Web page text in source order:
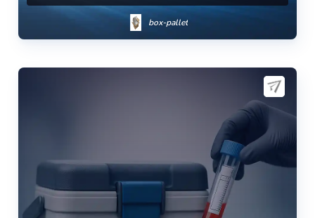
box-pallet